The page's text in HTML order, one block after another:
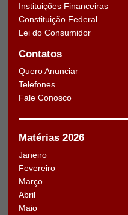
Instituições Financeiras
Constituição Federal
Lei do Consumidor
Contatos
Quero Anunciar
Telefones
Fale Conosco
Matérias 2026
Janeiro
Fevereiro
Março
Abril
Maio